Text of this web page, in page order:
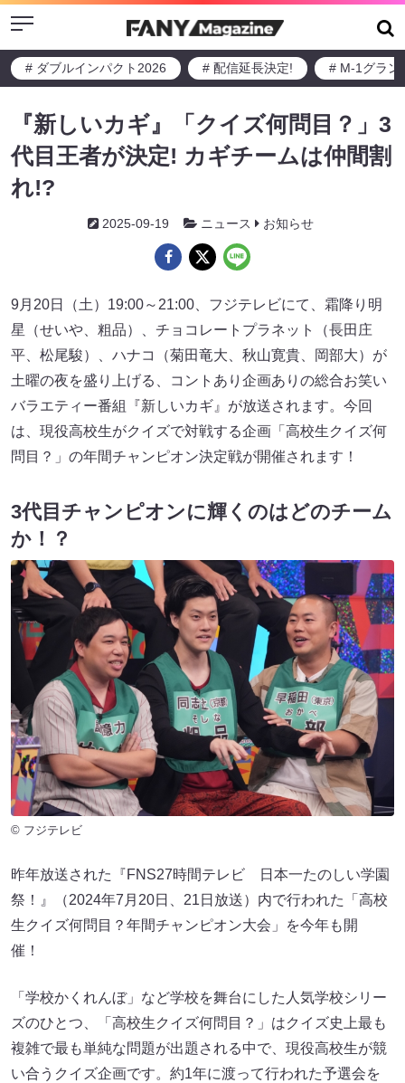
Menu
# ダブルインパクト2026 # 配信延長決定! # M-1グラン
『新しいカギ』「クイズ何問目？」3
代目王者が決定! カギチームは仲間割
れ!?
2025-09-19 ニュース お知らせ
9月20日（土）19:00～21:00、フジテレビにて、霜降り明
星（せいや、粗品）、チョコレートプラネット（長田庄
平、松尾駿）、ハナコ（菊田竜大、秋山寛貴、岡部大）が
土曜の夜を盛り上げる、コントあり企画ありの総合お笑い
バラエティー番組『新しいカギ』が放送されます。今回
は、現役高校生がクイズで対戦する企画「高校生クイズ何
問目？」の年間チャンピオン決定戦が開催されます！
3代目チャンピオンに輝くのはどのチーム
か！？
© フジテレビ
昨年放送された『FNS27時間テレビ 日本一たのしい学園
祭！』（2024年7月20日、21日放送）内で行われた「高校
生クイズ何問目？年間チャンピオン大会」を今年も開
催！
「学校かくれんぼ」など学校を舞台にした人気学校シリー
ズのひとつ、「高校生クイズ何問目？」はクイズ史上最も
複雑で最も単純な問題が出題される中で、現役高校生が競
い合うクイズ企画です。約1年に渡って行われた予選会を